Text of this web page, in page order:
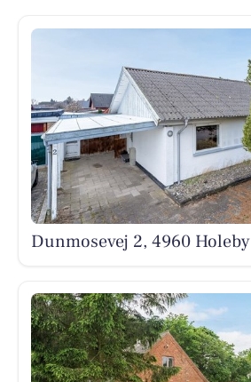
Dunmosevej 2, 4960 Holeby